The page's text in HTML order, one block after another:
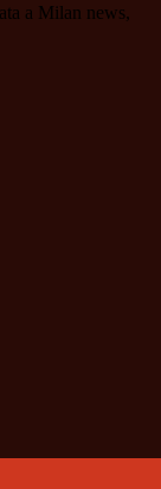
a Milan news,